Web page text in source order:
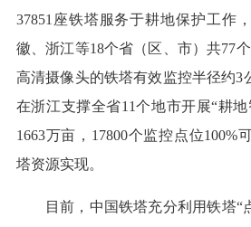
37851座铁塔服务于耕地保护工作
徽、浙江等18个省（区、市）共77
高清摄像头的铁塔有效监控半径约3
在浙江支撑全省11个地市开展“耕
1663万亩，17800个监控点位100%
塔资源实现。
目前，中国铁塔充分利用铁塔“